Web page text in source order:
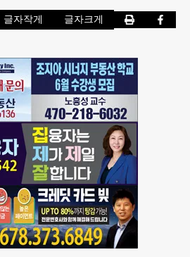
글자작게 글자크게